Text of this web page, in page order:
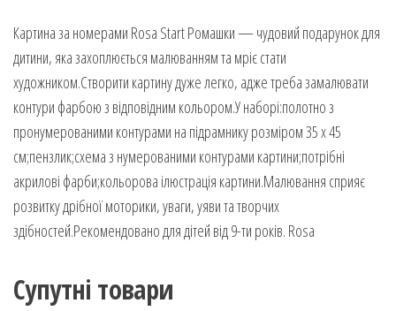
Картина за номерами Rosa Start Ромашки — чудовий подарунок для
дитини, яка захоплюється малюванням та мріє стати
художником.Створити картину дуже легко, адже треба замалювати
контури фарбою з відповідним кольором.У наборі:полотно з
пронумерованими контурами на підрамнику розміром 35 х 45
см;пензлик;схема з нумерованими контурами картини;потрібні
акрилові фарби;кольорова ілюстрація картини.Малювання сприяє
розвитку дрібної моторики, уваги, уяви та творчих
здібностей.Рекомендовано для дітей від 9-ти років. Rosa
Супутні товари